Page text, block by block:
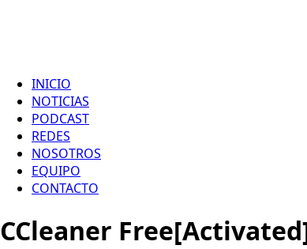
INICIO
NOTICIAS
PODCAST
REDES
NOSOTROS
EQUIPO
CONTACTO
CCleaner